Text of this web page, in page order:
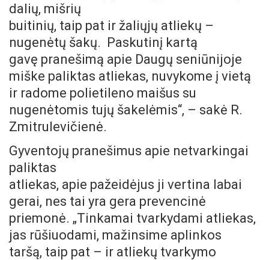
dalių, mišrių
buitinių, taip pat ir žaliųjų atliekų –
nugenėtų šakų. Paskutinį kartą
gavę pranešimą apie Daugų seniūnijoje
miške paliktas atliekas, nuvykome į vietą
ir radome polietileno maišus su
nugenėtomis tujų šakelėmis“, – sakė R.
Zmitrulevičienė.
Gyventojų pranešimus apie netvarkingai
paliktas
atliekas, apie pažeidėjus ji vertina labai
gerai, nes tai yra gera prevencinė
priemonė. „Tinkamai tvarkydami atliekas,
jas rūšiuodami, mažinsime aplinkos
taršą, taip pat – ir atliekų tvarkymo